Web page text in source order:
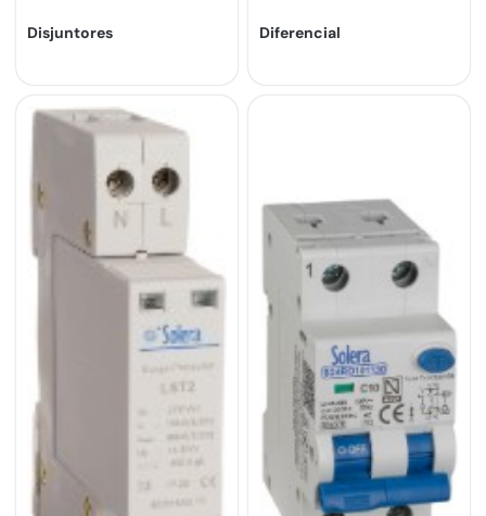
Disjuntores Diferencial